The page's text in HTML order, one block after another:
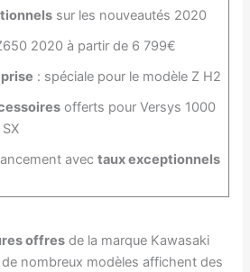
sur les nouveautés 2020
2020 à partir de 6 799€
: spéciale pour le modèle Z H2
offerts pour Versys 1000
avec taux exceptionnels
offres de la marque Kawasaki
de nombreux modèles affichent des